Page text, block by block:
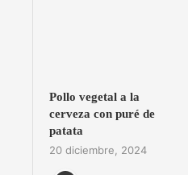
Pollo vegetal a la
cerveza con puré de
patata
20 diciembre, 2024